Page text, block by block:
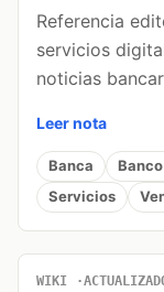
Referencia
servicios
noticias
Leer nota
Banca
Servicios
WIKI